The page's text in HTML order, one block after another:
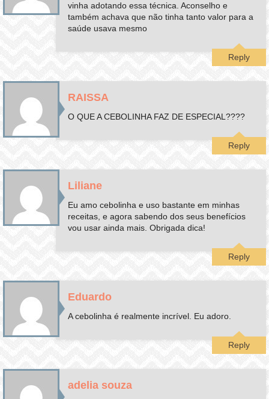
vinha adotando essa técnica. Aconselho e
também achava que não tinha tanto valor para a
saúde usava mesmo
Reply
RAISSA
O QUE A CEBOLINHA FAZ DE ESPECIAL????
Reply
Liliane
Eu amo cebolinha e uso bastante em minhas
receitas, e agora sabendo dos seus benefícios
vou usar ainda mais. Obrigada dica!
Reply
Eduardo
A cebolinha é realmente incrível. Eu adoro.
Reply
adelia souza